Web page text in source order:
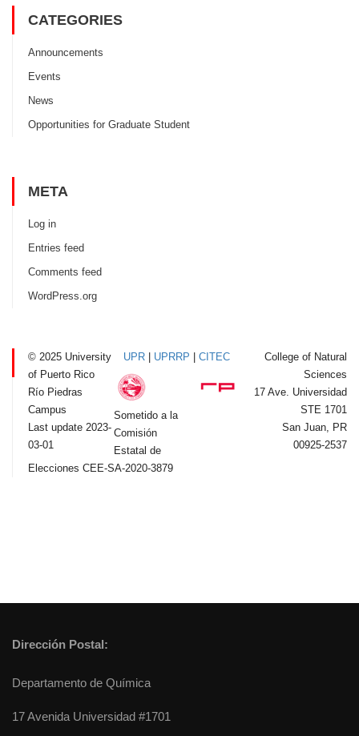
CATEGORIES
Announcements
Events
News
Opportunities for Graduate Student
META
Log in
Entries feed
Comments feed
WordPress.org
© 2025 University
of Puerto Rico
Río Piedras
Campus
Last update 2023-
03-01
UPR| UPRRP CITEC
College of Natural
Sciences
17 Ave. Universidad
STE 1701
San Juan, PR
00925-2537
Sometido a la
Comisión
Estatal de
Elecciones CEE-SA-2020-3879
Dirección Postal:
Departamento de Química
17 Avenida Universidad #1701